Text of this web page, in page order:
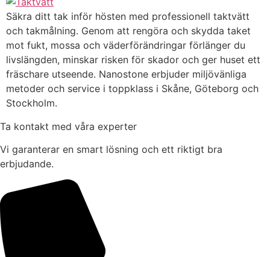
Säkra ditt tak inför hösten med professionell taktvätt
och takmålning. Genom att rengöra och skydda taket
mot fukt, mossa och väderförändringar förlänger du
livslängden, minskar risken för skador och ger huset ett
fräschare utseende. Nanostone erbjuder miljövänliga
metoder och service i toppklass i Skåne, Göteborg och
Stockholm.
Ta kontakt med våra experter
Vi garanterar en smart lösning och ett riktigt bra
erbjudande.